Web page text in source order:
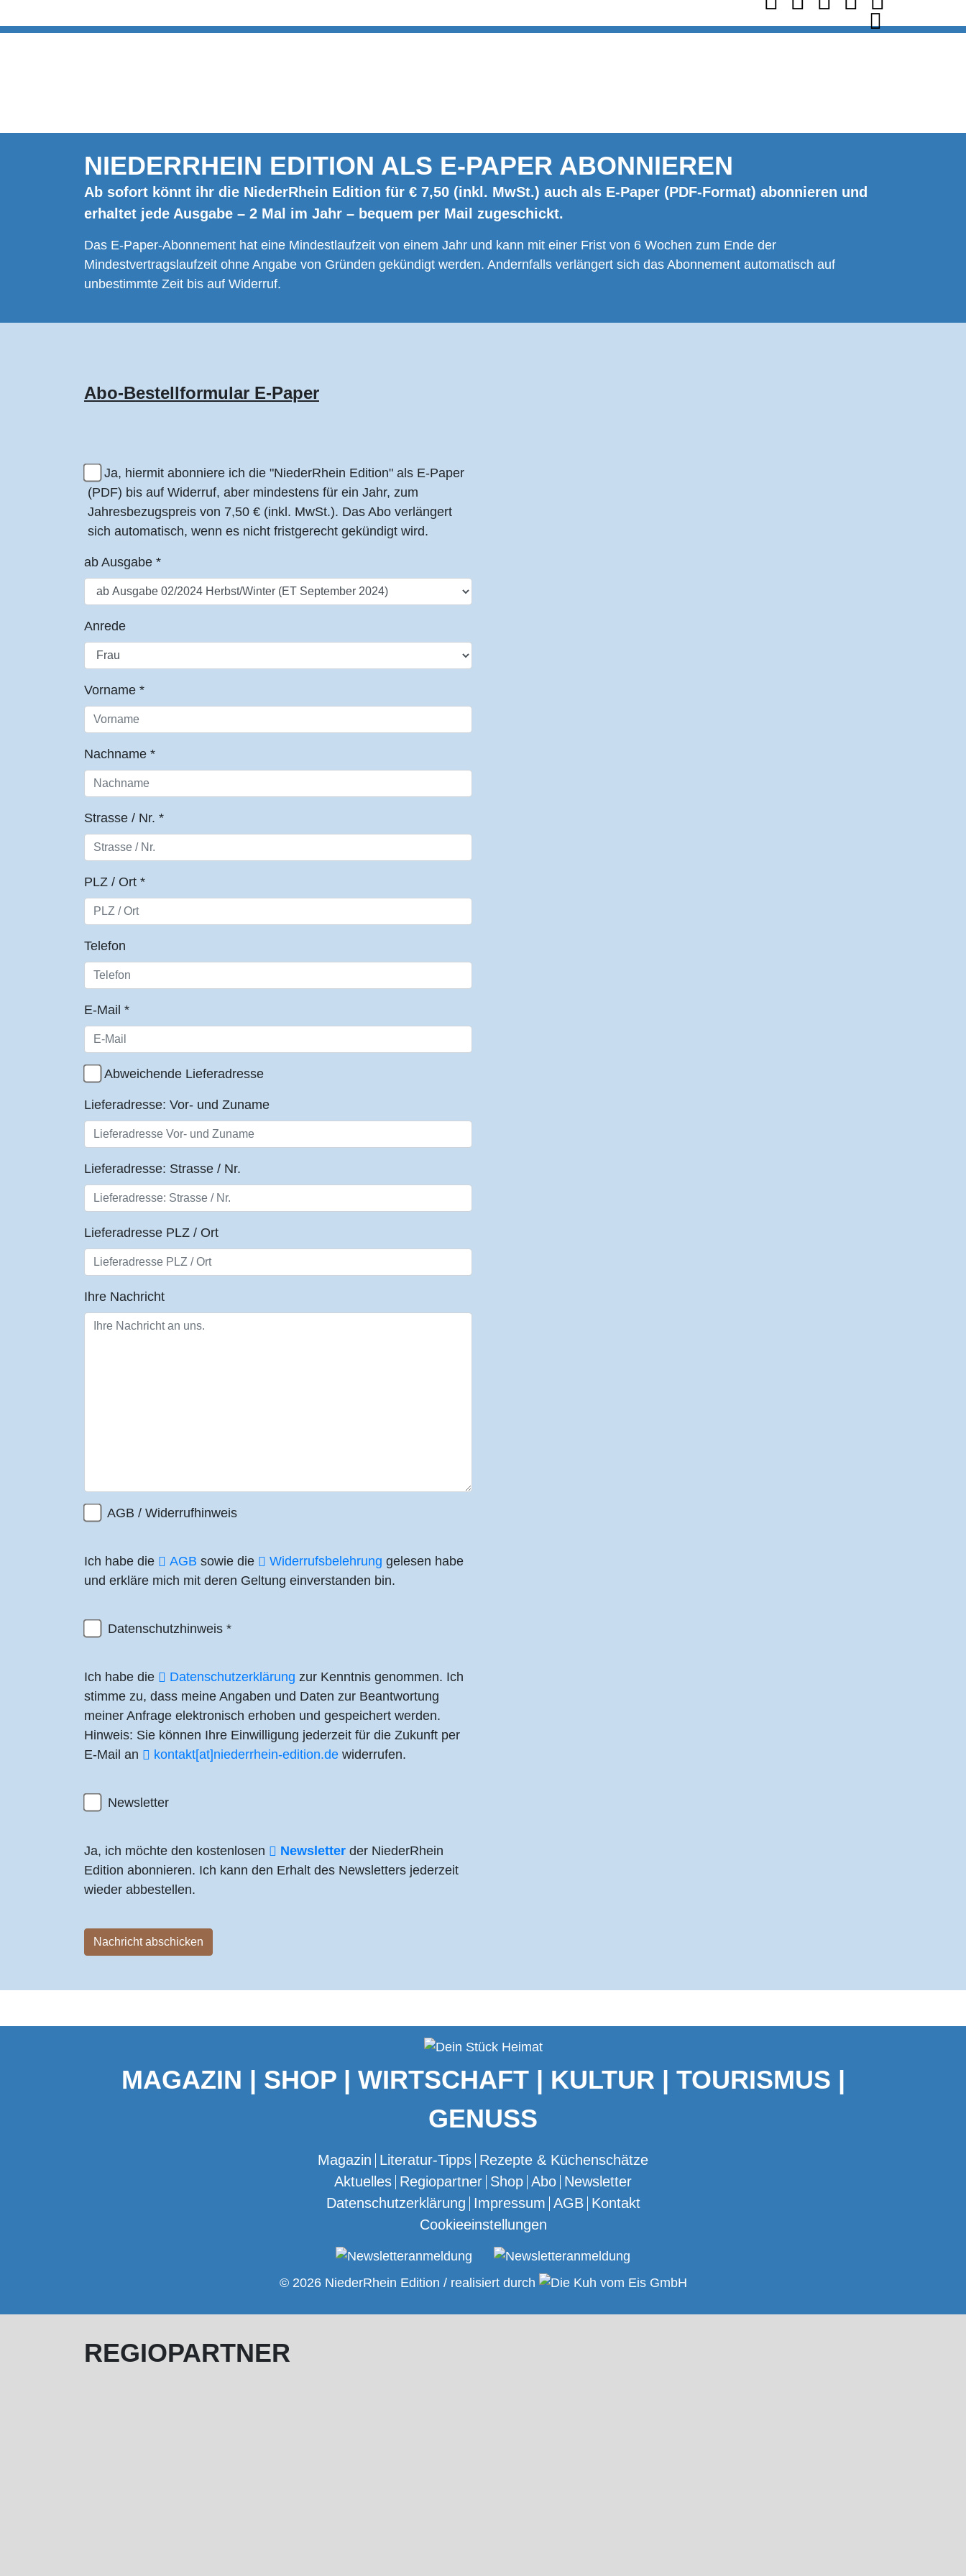
NIEDERRHEIN EDITION ALS E-PAPER ABONNIEREN
Ab sofort könnt ihr die NiederRhein Edition für € 7,50 (inkl. MwSt.) auch als E-Paper (PDF-Format) abonnieren und
erhaltet jede Ausgabe – 2 Mal im Jahr – bequem per Mail zugeschickt.
Das E-Paper-Abonnement hat eine Mindestlaufzeit von einem Jahr und kann mit einer Frist von 6 Wochen zum Ende der
Mindestvertragslaufzeit ohne Angabe von Gründen gekündigt werden. Andernfalls verlängert sich das Abonnement automatisch auf
unbestimmte Zeit bis auf Widerruf.
Abo-Bestellformular E-Paper
Ja, hiermit abonniere ich die "NiederRhein Edition" als E-Paper
(PDF) bis auf Widerruf, aber mindestens für ein Jahr, zum
Jahresbezugspreis von 7,50 € (inkl. MwSt.). Das Abo verlängert
sich automatisch, wenn es nicht fristgerecht gekündigt wird.
ab Ausgabe *
Anrede
Vorname *
Nachname *
Strasse / Nr. *
PLZ / Ort *
Telefon
E-Mail *
Abweichende Lieferadresse
Lieferadresse: Vor- und Zuname
Lieferadresse: Strasse / Nr.
Lieferadresse PLZ / Ort
Ihre Nachricht
AGB / Widerrufhinweis
Ich habe die AGB sowie die Widerrufsbelehrung gelesen habe
und erkläre mich mit deren Geltung einverstanden bin.
Datenschutzhinweis *
Ich habe die Datenschutzerklärung zur Kenntnis genommen. Ich
stimme zu, dass meine Angaben und Daten zur Beantwortung
meiner Anfrage elektronisch erhoben und gespeichert werden.
Hinweis: Sie können Ihre Einwilligung jederzeit für die Zukunft per
E-Mail an
kontakt[at]​niederrhein-edition.de widerrufen.
Newsletter
Ja, ich möchte den kostenlosen Newsletter der NiederRhein
Edition abonnieren. Ich kann den Erhalt des Newsletters jederzeit
wieder abbestellen.
Nachricht abschicken
MAGAZIN | SHOP | WIRTSCHAFT | KULTUR | TOURISMUS |
GENUSS
Magazin Literatur-Tipps Rezepte & Küchenschätze
Aktuelles Regiopartner Shop Abo Newsletter
Datenschutzerklärung Impressum AGB Kontakt
Cookieeinstellungen
© 2026 NiederRhein Edition / realisiert durch
REGIOPARTNER